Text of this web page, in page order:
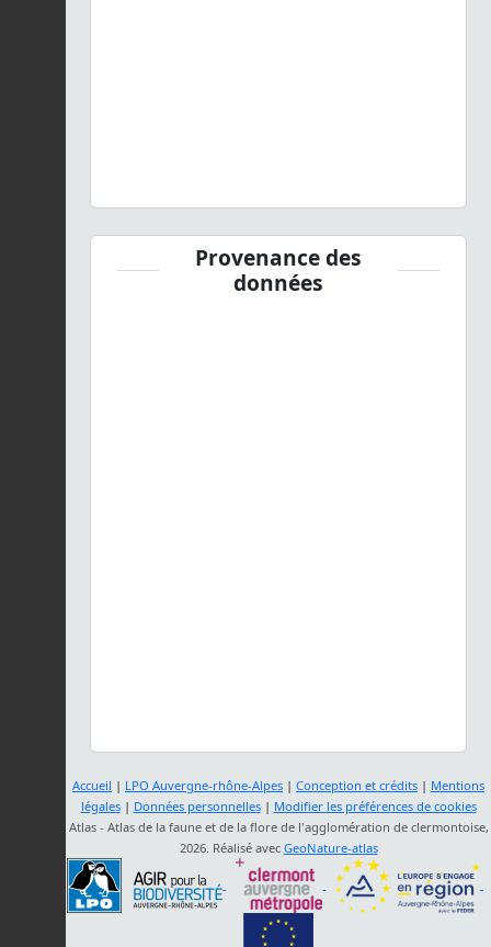
Provenance des
données
Accueil | LPO Auvergne-rhône-Alpes | Conception et crédits | Mentions
légales| Données personnelles| Modifier les préférences de cookies
Atlas - Atlas de la faune et de la flore de l'agglomération de clermontoise,
2026. Réalisé avec GeoNature-atlas